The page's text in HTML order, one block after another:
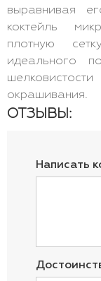
выравнивая
коктейль
плотную
идеального
окрашивания.
ОТЗЫВЫ:
Написать